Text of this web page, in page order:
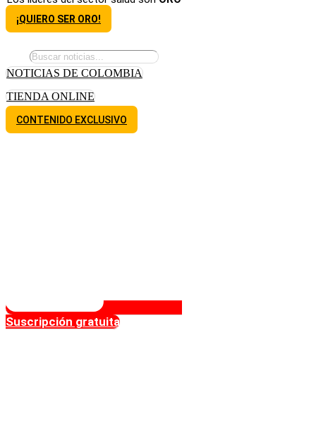
¡QUIERO SER ORO!
NOTICIAS DE COLOMBIA
TIENDA ONLINE
CONTENIDO EXCLUSIVO
Suscripción gratuita